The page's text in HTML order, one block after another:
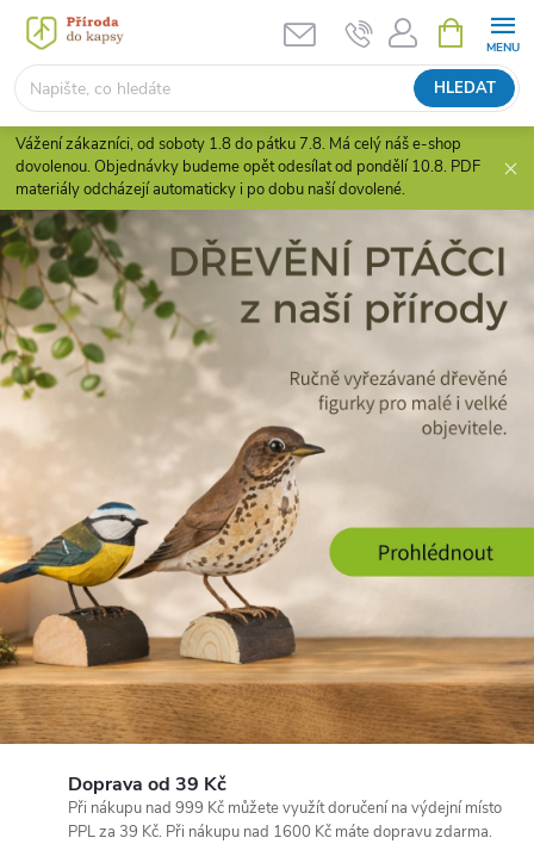
Přejít
obsah
HLEDAT
NÁKUPNÍ
KOŠÍK
Vážení zákazníci, od soboty 1.8 do pátku 7.8. Má celý náš e-shop
dovolenou. Objednávky budeme opět odesílat od pondělí 10.8. PDF
materiály odcházejí automaticky i po dobu naší dovolené.
H
r
a
v
é
o
z
n
á
v
Doprava od 39 Kč
Při nákupu nad 999 Kč můžete využít doručení na výdejní místo
PPL za 39 Kč. Při nákupu nad 1600 Kč máte dopravu zdarma.